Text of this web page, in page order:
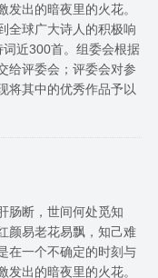
出的暗夜里的火花。
全球广大诗人的积极响
近300首。组委会根据
给评委会；评委会对参
将其中的优秀作品予以
肠断，世间何处觅知
颜易老花易飘，知己难
在一个不确定的时刻与
出的暗夜里的火花。